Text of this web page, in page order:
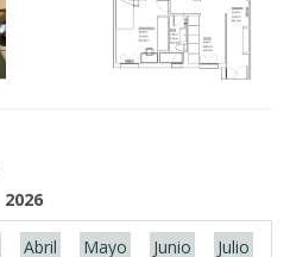
2026
Abril Mayo Junio Julio